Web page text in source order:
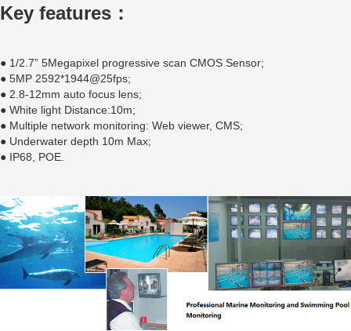
Key features：
● 1/2.7” 5Megapixel progressive scan CMOS Sensor;
● 5MP 2592*1944@25fps;
● 2.8-12mm auto focus lens;
● White light Distance:10m;
● Multiple network monitoring: Web viewer, CMS;
● Underwater depth 10m Max;
● IP68, POE.